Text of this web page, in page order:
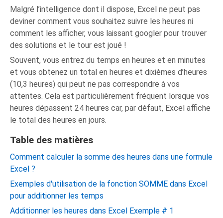
Malgré l’intelligence dont il dispose, Excel ne peut pas
deviner comment vous souhaitez suivre les heures ni
comment les afficher, vous laissant googler pour trouver
des solutions et le tour est joué !
Souvent, vous entrez du temps en heures et en minutes
et vous obtenez un total en heures et dixièmes d’heures
(10,3 heures) qui peut ne pas correspondre à vos
attentes. Cela est particulièrement fréquent lorsque vos
heures dépassent 24 heures car, par défaut, Excel affiche
le total des heures en jours.
Table des matières
Comment calculer la somme des heures dans une formule
Excel ?
Exemples d'utilisation de la fonction SOMME dans Excel
pour additionner les temps
Additionner les heures dans Excel Exemple # 1